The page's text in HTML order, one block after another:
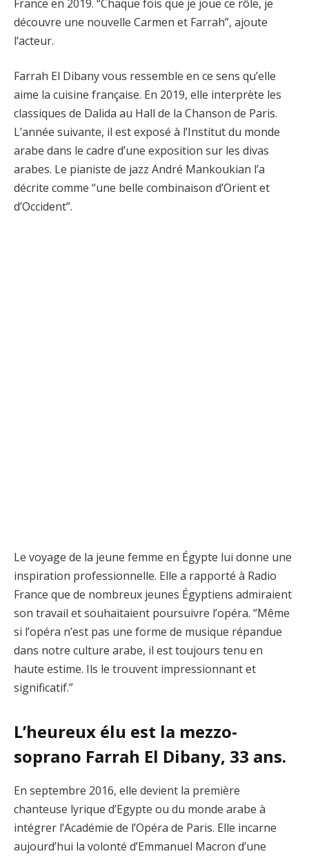
France en 2019. “Chaque fois que je joue ce rôle, je
découvre une nouvelle Carmen et Farrah”, ajoute
l’acteur.
Farrah El Dibany vous ressemble en ce sens qu’elle
aime la cuisine française. En 2019, elle interprète les
classiques de Dalida au Hall de la Chanson de Paris.
L’année suivante, il est exposé à l’Institut du monde
arabe dans le cadre d’une exposition sur les divas
arabes. Le pianiste de jazz André Mankoukian l’a
décrite comme “une belle combinaison d’Orient et
d’Occident”.
Le voyage de la jeune femme en Égypte lui donne une
inspiration professionnelle. Elle a rapporté à Radio
France que de nombreux jeunes Égyptiens admiraient
son travail et souhaitaient poursuivre l’opéra. “Même
si l’opéra n’est pas une forme de musique répandue
dans notre culture arabe, il est toujours tenu en
haute estime. Ils le trouvent impressionnant et
significatif.”
L’heureux élu est la mezzo-
soprano Farrah El Dibany, 33 ans.
En septembre 2016, elle devient la première
chanteuse lyrique d’Egypte ou du monde arabe à
intégrer l’Académie de l’Opéra de Paris. Elle incarne
aujourd’hui la volonté d’Emmanuel Macron d’une